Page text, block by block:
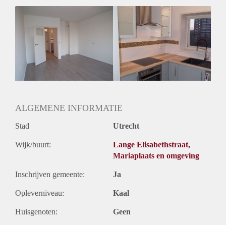
Inkomen eis
3,1 X Maandhuur Bruto
Huurtermijn
Onbepaalde termijn
Oplevering
ALGEMENE INFORMATIE
Stad Utrecht
Wijk/buurt:
Lange Elisabethstraat,
Mariaplaats en omgeving
Inschrijven gemeente: Ja
Opleverniveau: Kaal
Huisgenoten: Geen